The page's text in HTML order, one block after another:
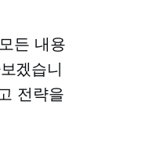
든 내용
겠습니
전략을